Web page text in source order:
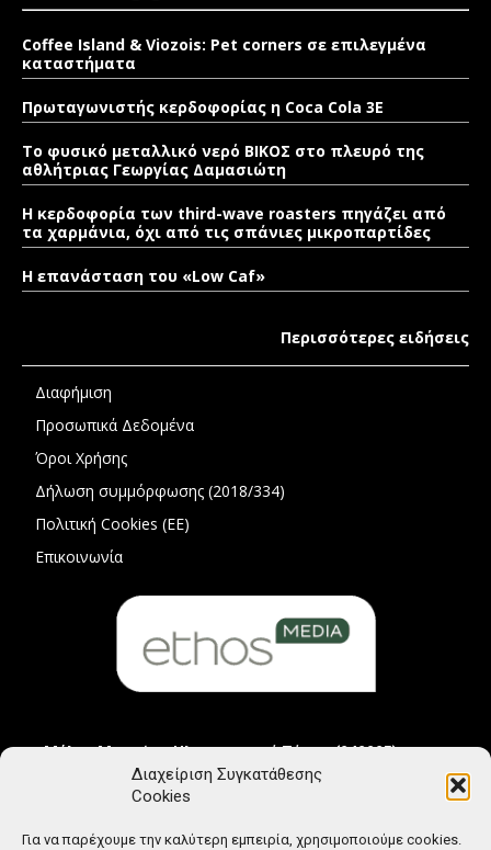
Διαχείριση Συγκατάθεσης
Cookies
Για να παρέχουμε την καλύτερη εμπειρία, χρησιμοποιούμε cookies.
Coffee Island & Viozois: Pet corners σε επιλεγμένα
καταστήματα
Πρωταγωνιστής κερδοφορίας η Coca Cola 3E
Το φυσικό μεταλλικό νερό ΒΙΚΟΣ στο πλευρό της
αθλήτριας Γεωργίας Δαμασιώτη
Η κερδοφορία των third-wave roasters πηγάζει από
τα χαρμάνια, όχι από τις σπάνιες μικροπαρτίδες
Η επανάσταση του «Low Caf»
Περισσότερες ειδήσεις
Διαφήμιση
Προσωπικά Δεδομένα
Όροι Χρήσης
Δήλωση συμμόρφωσης (2018/334)
Πολιτική Cookies (ΕΕ)
Επικοινωνία
Μέλος Μητρώου Ηλεκτρονικού Τύπου (242225)